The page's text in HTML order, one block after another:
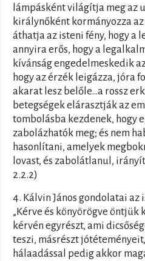
lámpásként világítja meg az
királynőként kormányozza
áthatja az isteni fény, hogy a
annyira erős, hogy a
kívánság engedelmeskedik
hogy az érzék leigázza, jóra
akarat lesz belőle…a rossz
betegségek elárasztják az
tombolásba kezdenek, hogy
zabolázhatók meg; és nem
hasonlítani, amelyek
lovast, és zabolátlanul,
2.2.2)
4. Kálvin János gondolatai az
„Kérve és könyörögve öntjük
kérvén egyrészt, ami
teszi, másrészt
hálaadással pedig akkor